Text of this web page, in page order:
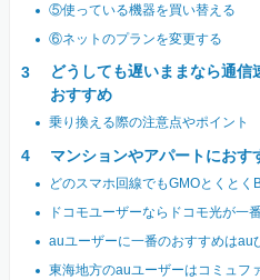
⑤使っている機器を買い替える
⑥ネットのプランを変更する
どうしても遅いままなら通
おすすめ
乗り換える際の注意点やポイント
マンションやアパートにおす
どのスマホ回線でもGMOとくとく
ドコモユーザーならドコモ光が一
auユーザーに一番のおすすめはau
東海地方のauユーザーはコミュフ